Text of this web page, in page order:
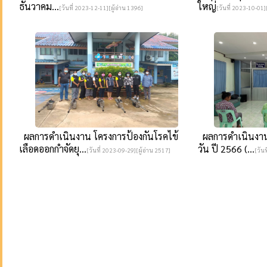
ธันวาคม...[วันที่ 2023-12-11][ผู้อ่าน 1396] ใหญ่[วันที่ 2023-10-
ผลการดำเนินงาน โครงการป้องกันโรคไข้
เลือดออกกำจัดยุ...[วันที่ 2023-09-29][ผู้อ่าน 2517]
ผลการดำเนินง
วัน ปี 2566 (...[วัน